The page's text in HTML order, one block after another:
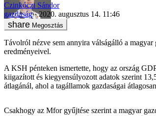
Czinkóczi Sándor
gazdaság
2020. augusztus 14. 11:46
Megosztás
Távolról nézve sem annyira válságálló a
eredményeivel.
A KSH pénteken ismertette, hogy az ország
kiigazított és kiegyensúlyozott adatok szerint
átlagánál, ahol a tagállamok gazdaságai
Csakhogy az Mfor gyűjtése szerint a magyar